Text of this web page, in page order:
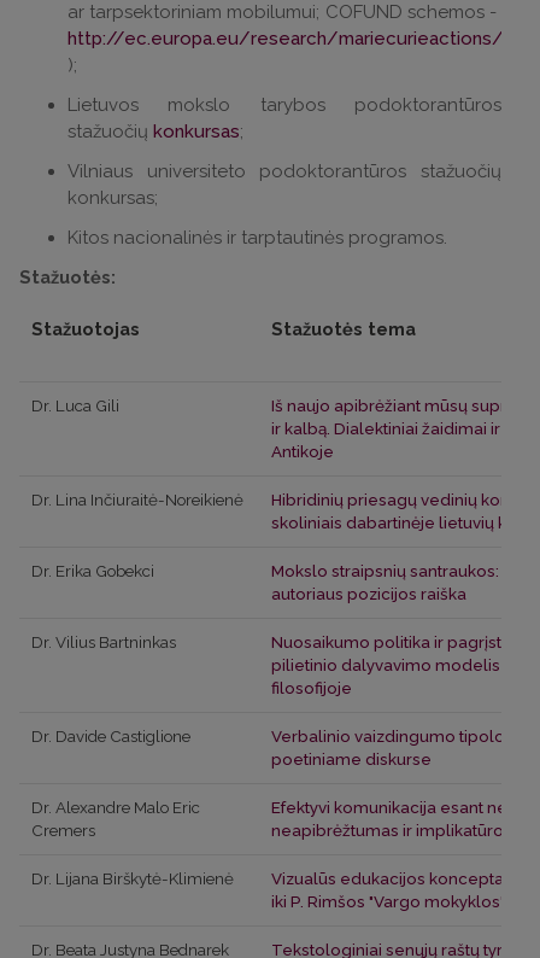
ar tarpsektoriniam mobilumui; COFUND schemos -
http://ec.europa.eu/research/mariecurieactions/
);
Lietuvos mokslo tarybos podoktorantūros
stažuočių konkursas;
Vilniaus universiteto podoktorantūros stažuočių
konkursas;
Kitos nacionalinės ir tarptautinės programos.
Stažuotės:
Stažuotojas Stažuotės tema
Dr. Luca Gili
Iš naujo apibrėžiant mūsų
ir kalbą. Dialektiniai žaidimai ir
Antikoje
Dr. Lina Inčiuraitė-Noreikienė
Hibridinių priesagų vedinių
skoliniais dabartinėje lietuvių
Dr. Erika Gobekci
Mokslo straipsnių santraukos:
autoriaus pozicijos raiška
Dr. Vilius Bartninkas
Nuosaikumo politika ir pagrįsti
pilietinio dalyvavimo modelis
filosofijoje
Dr. Davide Castiglione
Verbalinio vaizdingumo
poetiniame diskurse
Dr. Alexandre Malo Eric
Cremers
Efektyvi komunikacija esant
neapibrėžtumas ir implikatūros
Dr. Lijana Birškytė-Klimienė
Vizualūs edukacijos konceptai:
iki P. Rimšos "Vargo mokyklos"
Dr. Beata Justyna Bednarek
Tekstologiniai senųjų raštų tyrimai: